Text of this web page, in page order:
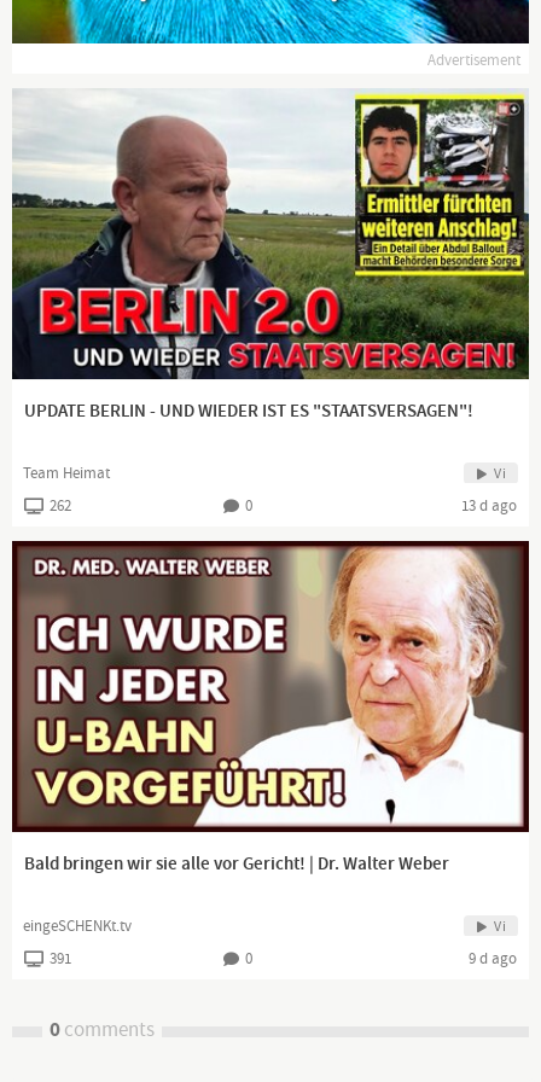
Advertisement
UPDATE BERLIN - UND WIEDER IST ES "STAATSVERSAGEN"!
Team Heimat Vi
262 0 13 d ago
Bald bringen wir sie alle vor Gericht! | Dr. Walter Weber
eingeSCHENKt.tv Vi
391 0 9 d ago
0comments